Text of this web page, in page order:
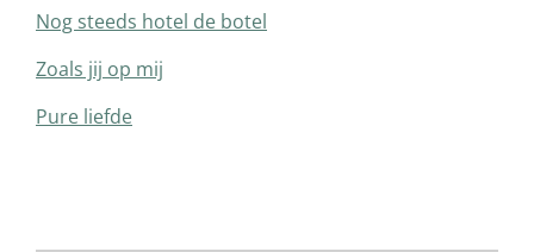
Nog steeds hotel de botel
Zoals jij op mij
Pure liefde